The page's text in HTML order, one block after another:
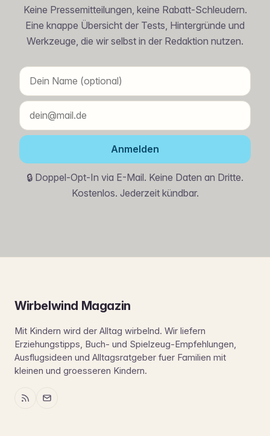
Keine Pressemitteilungen, keine Rabatt-Schleudern.
Eine knappe Übersicht der Tests, Hintergründe und
Werkzeuge, die wir selbst in der Redaktion nutzen.
Anmelden
🔒 Doppel-Opt-In via E-Mail. Keine Daten an Dritte.
Kostenlos. Jederzeit kündbar.
Wirbelwind Magazin
Mit Kindern wird der Alltag wirbelnd. Wir liefern
Erziehungstipps, Buch- und Spielzeug-Empfehlungen,
Ausflugsideen und Alltagsratgeber fuer Familien mit
kleinen und groesseren Kindern.